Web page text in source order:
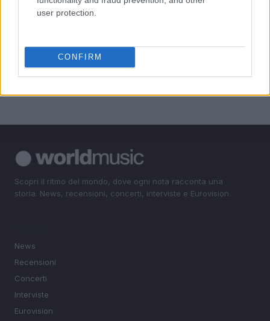
user protection.
CONFIRM
Location sostenibili per festival: criteri e metriche per
Kacey Musgraves cancella concerti: cosa sappiamo
fino ad ora
Scopri il ritmo del mondo, dove ogni nota racconta una
storia. News, recensioni, concerti, interviste e Eurovision.
News
Recensioni
Concerti
Interviste
Eurovision